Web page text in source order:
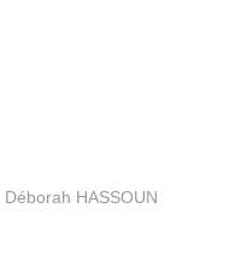
Déborah HASSOUN